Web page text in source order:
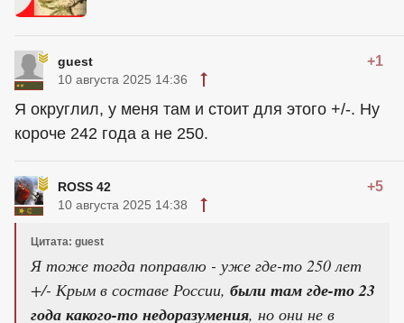
guest +1
10 августа 2025 14:36
Я округлил, у меня там и стоит для этого +/-. Ну
короче 242 года а не 250.
ROSS 42 +5
10 августа 2025 14:38
Цитата: guest
Я тоже тогда поправлю - уже где-то 250 лет
+/- Крым в составе России, были там где-то 23
года какого-то недоразумения, но они не в